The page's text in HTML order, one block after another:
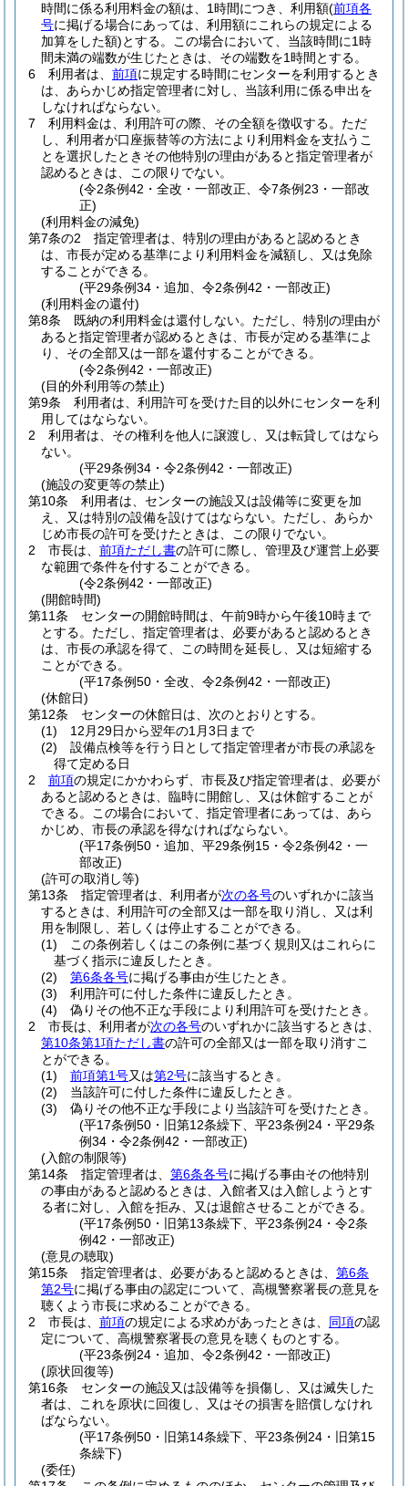
時間に係る利用料金の額は、1時間につき、利用額(前項各
号に掲げる場合にあっては、利用額にこれらの規定による
加算をした額)とする。
この場合において、当該時間に1時
間未満の端数が生じたときは、その端数を1時間とする。
6
利用者は、 前項に規定する時間にセンターを利用するとき
は、あらかじめ指定管理者に対し、当該利用に係る申出を
しなければならない。
7
利用料金は、利用許可の際、その全額を徴収する。 ただ
し、利用者が口座振替等の方法により利用料金を支払うこ
とを選択したときその他特別の理由があると指定管理者が
認めるときは、この限りでない。
(令2条例42・全改・一部改正、令7条例23・一部改
正)
(利用料金の減免)
第7条の2
指定管理者は、特別の理由があると認めるとき
は、市長が定める基準により利用料金を減額し、又は免除
することができる。
(平29条例34・追加、令2条例42・一部改正)
(利用料金の還付)
第8条
既納の利用料金は還付しない。 ただし、特別の理由が
あると指定管理者が認めるときは、市長が定める基準によ
り、その全部又は一部を還付することができる。
(令2条例42・一部改正)
(目的外利用等の禁止)
第9条
利用者は、利用許可を受けた目的以外にセンターを利
用してはならない。
2
利用者は、その権利を他人に譲渡し、又は転貸してはなら
ない。
(平29条例34・令2条例42・一部改正)
(施設の変更等の禁止)
第10条
利用者は、センターの施設又は設備等に変更を加
え、又は特別の設備を設けてはならない。 ただし、あらか
じめ市長の許可を受けたときは、この限りでない。
2
市長は、 前項ただし書の許可に際し、管理及び運営上必要
な範囲で条件を付することができる。
(令2条例42・一部改正)
(開館時間)
第11条
センターの開館時間は、午前9時から午後10時まで
とする。 ただし、指定管理者は、必要があると認めるとき
は、市長の承認を得て、この時間を延長し、又は短縮する
ことができる。
(平17条例50・全改、令2条例42・一部改正)
(休館日)
第12条
センターの休館日は、次のとおりとする。
(1)
12月29日から翌年の1月3日まで
(2)
設備点検等を行う日として指定管理者が市長の承認を
得て定める日
2
前項の規定にかかわらず、市長及び指定管理者は、必要が
あると認めるときは、臨時に開館し、又は休館することが
できる。
この場合において、指定管理者にあっては、あら
かじめ、市長の承認を得なければならない。
(平17条例50・追加、平29条例15・令2条例42・一
部改正)
(許可の取消し等)
第13条
指定管理者は、利用者が次の各号のいずれかに該当
するときは、利用許可の全部又は一部を取り消し、又は利
用を制限し、若しくは停止することができる。
(1)
この条例若しくはこの条例に基づく規則又はこれらに
基づく指示に違反したとき。
(2)
第6条各号に掲げる事由が生じたとき。
(3)
利用許可に付した条件に違反したとき。
(4)
偽りその他不正な手段により利用許可を受けたとき。
2
市長は、利用者が次の各号のいずれかに該当するときは、
第10条第1項ただし書の許可の全部又は一部を取り消すこ
とができる。
(1)
前項第1号又は第2号に該当するとき。
(2)
当該許可に付した条件に違反したとき。
(3)
偽りその他不正な手段により当該許可を受けたとき。
(平17条例50・旧第12条繰下、平23条例24・平29条
例34・令2条例42・一部改正)
(入館の制限等)
第14条
指定管理者は、 第6条各号に掲げる事由その他特別
の事由があると認めるときは、入館者又は入館しようとす
る者に対し、入館を拒み、又は退館させることができる。
(平17条例50・旧第13条繰下、平23条例24・令2条
例42・一部改正)
(意見の聴取)
第15条
指定管理者は、必要があると認めるときは、 第6条
第2号に掲げる事由の認定について、高槻警察署長の意見を
聴くよう市長に求めることができる。
2
市長は、 前項の規定による求めがあったときは、 同項の認
定について、高槻警察署長の意見を聴くものとする。
(平23条例24・追加、令2条例42・一部改正)
(原状回復等)
第16条
センターの施設又は設備等を損傷し、又は滅失した
者は、これを原状に回復し、又はその損害を賠償しなけれ
ばならない。
(平17条例50・旧第14条繰下、平23条例24・旧第15
条繰下)
(委任)